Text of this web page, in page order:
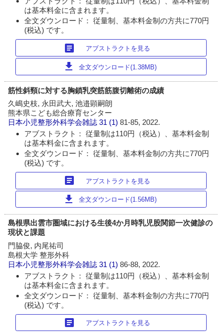
は基本料金に含まれます。
全文ダウンロード： 従量制、基本料金制の方共に770円
(税込) です。
article アブストラクトを見る
download 全文ダウンロード(1.38MB)
筋性斜頸に対する胸鎖乳突筋筋腹切離術の成績
久嶋史枝, 永田武大, 池邉顕嗣朗
熊本県こども総合療育センター
日本小児整形外科学会雑誌 31 (1)81-85, 2022.
アブストラクト： 従量制は110円（税込）、基本料金制
は基本料金に含まれます。
全文ダウンロード： 従量制、基本料金制の方共に770円
(税込) です。
article アブストラクトを見る
download 全文ダウンロード(1.56MB)
島根県出雲市圏域における生後4か月時乳児股関節一次健診の
現状と課題
門脇俊, 内尾祐司
島根大学 整形外科
日本小児整形外科学会雑誌 31 (1)86-88, 2022.
アブストラクト： 従量制は110円（税込）、基本料金制
は基本料金に含まれます。
全文ダウンロード： 従量制、基本料金制の方共に770円
(税込) です。
article アブストラクトを見る